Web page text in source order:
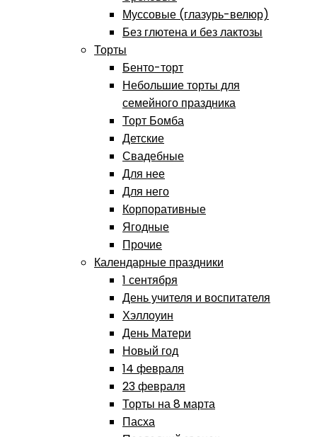
Муссовые (глазурь-велюр)
Без глютена и без лактозы
Торты
Бенто-торт
Небольшие торты для
семейного праздника
Торт Бомба
Детские
Свадебные
Для нее
Для него
Корпоративные
Ягодные
Прочие
Календарные праздники
1 сентября
День учителя и воспитателя
Хэллоуин
День Матери
Новый год
14 февраля
23 февраля
Торты на 8 марта
Пасха